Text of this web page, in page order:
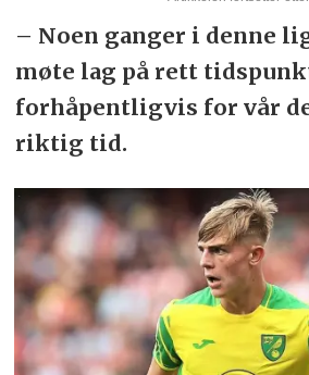
– Noen ganger i denne
møte lag på rett
forhåpentligvis for vår
riktig tid.